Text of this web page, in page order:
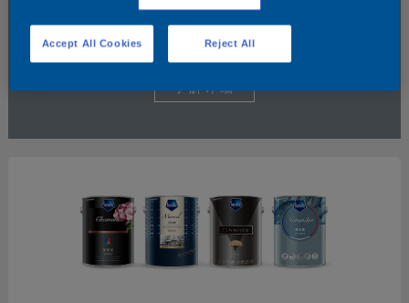
了解详细
Reject All
Accept All Cookies